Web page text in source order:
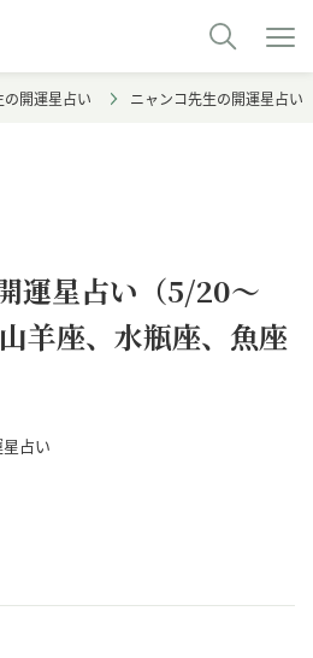
開運星占い ニャンコ先生の開運星占
運星占い（5/20～
羊座、水瓶座、魚座
占い